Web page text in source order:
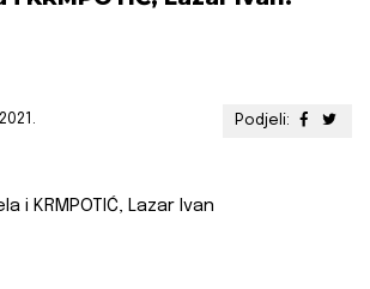
Podjeli:
i KRMPOTIĆ, Lazar Ivan